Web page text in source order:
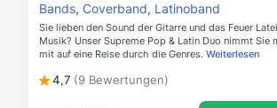
Bands, Coverband, Latinoband
Sie lieben den Sound der Gitarre und das Feuer
Musik? Unser Supreme Pop & Latin Duo nimmt Sie
mit auf eine Reise durch die Genres. Weiterlesen
4,7 (9 Bewertungen)